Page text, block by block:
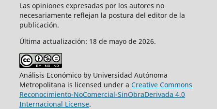
Las opiniones expresadas por los autores no
necesariamente reflejan la postura del editor de la
publicación.
Última actualización: 18 de mayo de 2026.
Análisis Económico by Universidad Autónoma
Metropolitana is licensed under a Creative Commons
Reconocimiento-NoComercial-SinObraDerivada 4.0
Internacional License.